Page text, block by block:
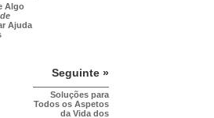
Algo
Ajuda
Seguinte »
Soluções para
Todos os Aspetos
da Vida dos